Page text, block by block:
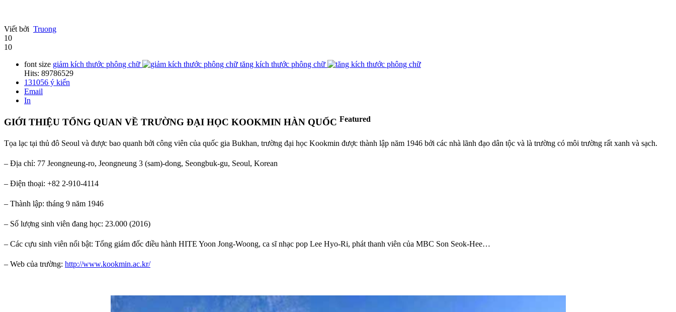
Viết bởi Truong
10
10
font size giảm kích thước phông chữ
tăng kích thước phông chữ
Hits: 89786529
131056 ý kiến
Email
In
GIỚI THIỆU TỔNG QUAN VỀ TRƯỜNG ĐẠI HỌC KOOKMIN HÀN QUỐC Featured
Tọa lạc tại thủ đô Seoul và được bao quanh bởi công viên của quốc gia Bukhan, trường đại học Kookmin được thành lập năm 1946 bởi các nhà lãnh đạo dân tộc và là trường có môi trường rất xanh và sạch.
– Địa chỉ: 77 Jeongneung-ro, Jeongneung 3 (sam)-dong, Seongbuk-gu, Seoul, Korean
– Điện thoại: +82 2-910-4114
– Thành lập: tháng 9 năm 1946
– Số lượng sinh viên đang học: 23.000 (2016)
– Các cựu sinh viên nổi bật: Tổng giám đốc điều hành HITE Yoon Jong-Woong, ca sĩ nhạc pop Lee Hyo-Ri, phát thanh viên của MBC Son Seok-Hee…
– Web của trường: http://www.kookmin.ac.kr/